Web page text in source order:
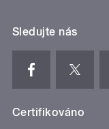
Sledujte nás
Certifikováno